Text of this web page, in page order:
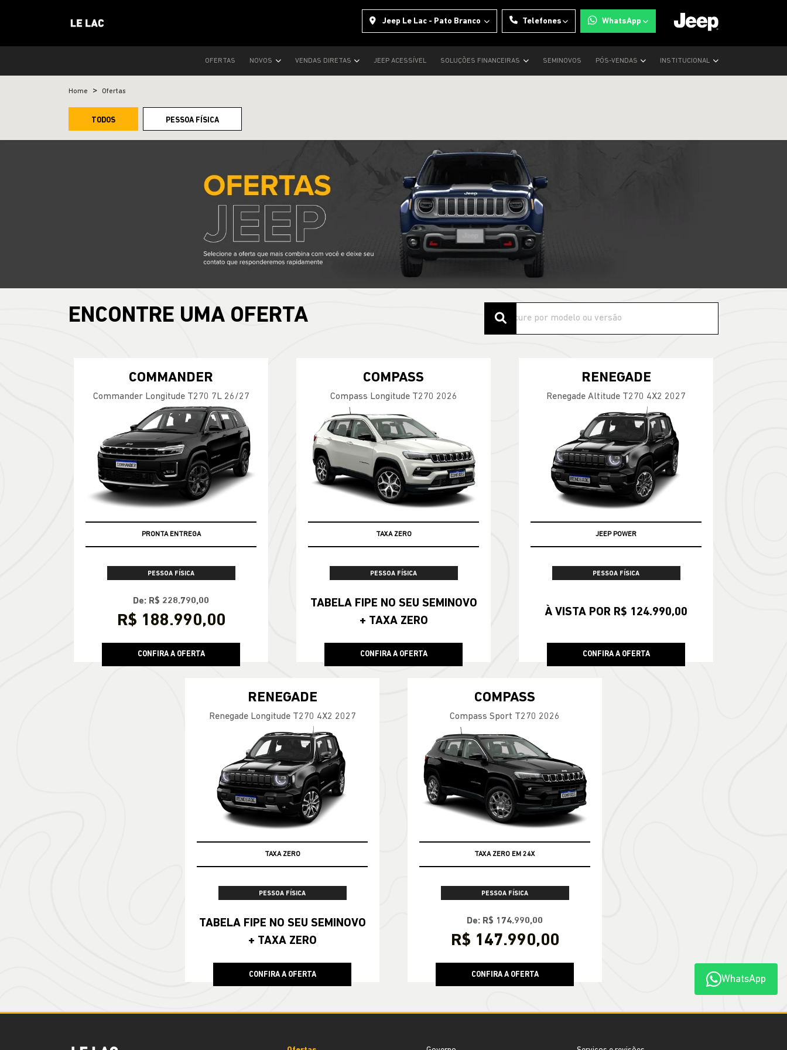
Jeep Le Lac - Pato Branco Telefones WhatsApp
OFERTAS NOVOS VENDAS DIRETAS JEEP ACESSÍVEL SOLUÇÕES FINANCEIRAS SEMINOVOS PÓS-VENDAS INSTITUCIONAL
Home Ofertas
TODOS PESSOA FÍSICA
ENCONTRE UMA OFERTA
COMMANDER
Commander Longitude T270 7L 26/27
PRONTA ENTREGA
PESSOA FÍSICA
De: R$ 228.790,00
R$ 188.990,00
CONFIRA A OFERTA
COMPASS
Compass Longitude T270 2026
TAXA ZERO
PESSOA FÍSICA
TABELA FIPE NO SEU SEMINOVO
+ TAXA ZERO
CONFIRA A OFERTA
RENEGADE
Renegade Altitude T270 4X2 2027
JEEP POWER
PESSOA FÍSICA
À VISTA POR R$ 124.990,00
CONFIRA A OFERTA
RENEGADE
Renegade Longitude T270 4X2 2027
TAXA ZERO
PESSOA FÍSICA
TABELA FIPE NO SEU SEMINOVO
+ TAXA ZERO
CONFIRA A OFERTA
COMPASS
Compass Sport T270 2026
TAXA ZERO EM 24X
PESSOA FÍSICA
De: R$ 174.990,00
R$ 147.990,00
CONFIRA A OFERTA WhatsApp